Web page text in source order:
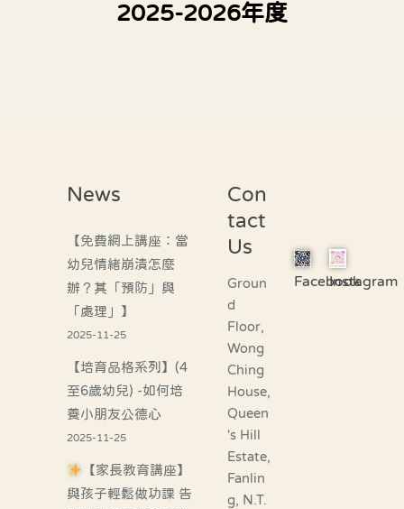
2025-2026年度
News
【免費網上講座：當
幼兒情緒崩潰怎麼
辦？其「預防」與
「處理」】
2025-11-25
【培育品格系列】(4
至6歲幼兒) -如何培
養小朋友公德心
2025-11-25
【家長教育講座】
與孩子輕鬆做功課 告
Con
tact
Us
Groun
d
Floor,
Wong
Ching
House,
Queen
's Hill
Estate,
Fanlin
g, N.T.
FacebookInstagram